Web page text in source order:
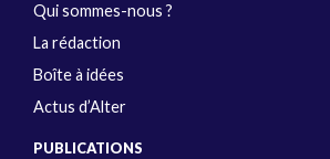
Qui sommes-nous ?
La rédaction
Boîte à idées
Actus d’Alter
PUBLICATIONS